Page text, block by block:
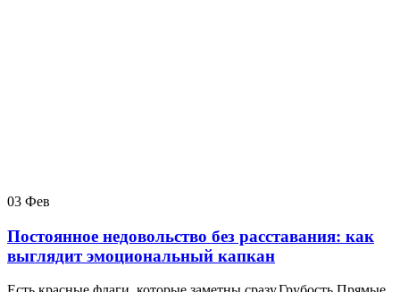
03 Фев
Постоянное недовольство без расставания: как
выглядит эмоциональный капкан